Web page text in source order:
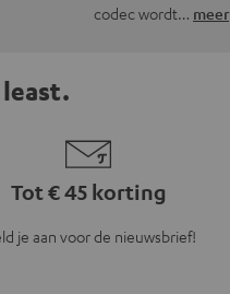
codec wordt… meer
Tot € 45 korting
je aan voor de nieuwsbrief!